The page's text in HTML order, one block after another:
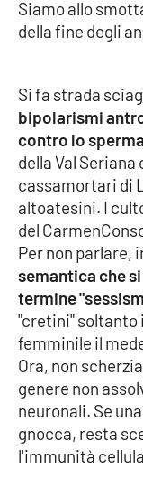
SPECIALI
Buona Sanità
LA
Destinazioni
Eventi
Food
Storie
LAC
NETWORK
Lacplay.it
Lactv.it
Siamo allo
della fine degli
Si fa strada
bipolarismi
contro lo
della Val
cassamortari di
altoatesini. I
del
Per non parlare,
semantica che
termine
"cretini" soltanto
femminile il
Ora, non
genere non
neuronali. Se
gnocca, resta
l'immunità